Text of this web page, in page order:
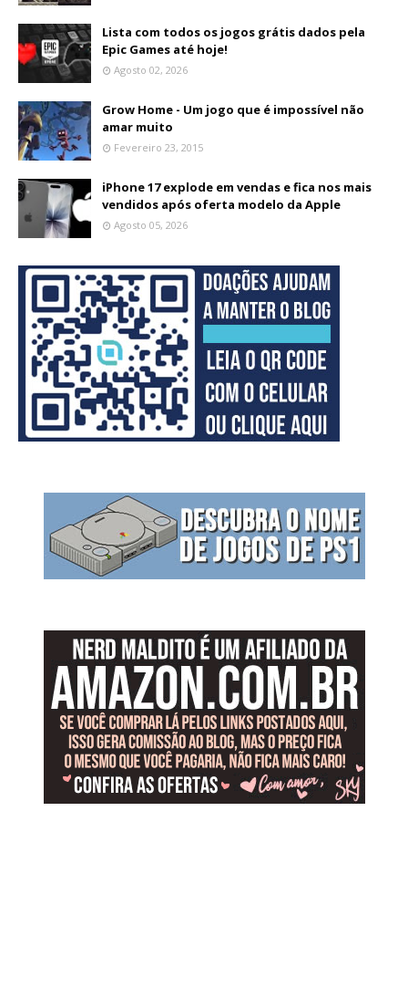
Lista com todos os jogos grátis dados pela
Epic Games até hoje!
Agosto 02, 2026
Grow Home - Um jogo que é impossível não
amar muito
Fevereiro 23, 2015
iPhone 17 explode em vendas e fica nos mais
vendidos após oferta modelo da Apple
Agosto 05, 2026